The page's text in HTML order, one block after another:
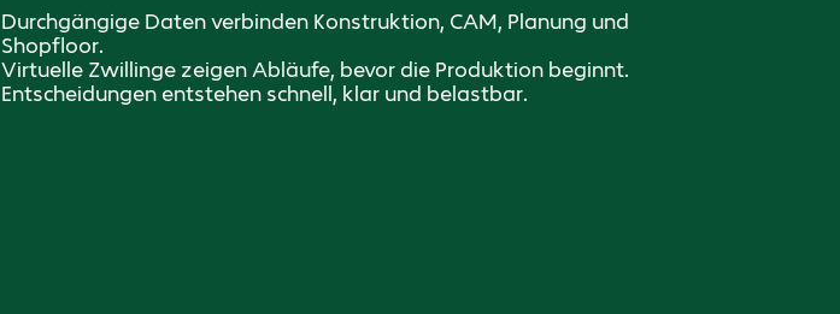
Durchgängige Daten verbinden Konstruktion, CAM, Planung und
Shopfloor.
Virtuelle Zwillinge zeigen Abläufe, bevor die Produktion beginnt.
Entscheidungen entstehen schnell, klar und belastbar.